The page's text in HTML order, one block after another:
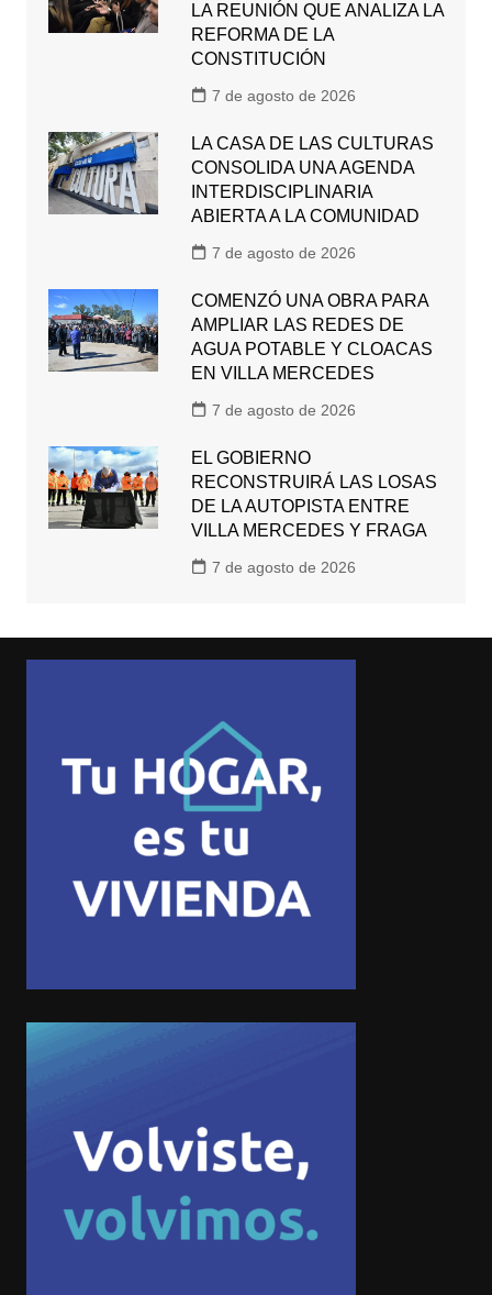
LA REUNIÓN QUE ANALIZA LA
REFORMA DE LA
CONSTITUCIÓN
7 de agosto de 2026
LA CASA DE LAS CULTURAS
CONSOLIDA UNA AGENDA
INTERDISCIPLINARIA
ABIERTA A LA COMUNIDAD
7 de agosto de 2026
COMENZÓ UNA OBRA PARA
AMPLIAR LAS REDES DE
AGUA POTABLE Y CLOACAS
EN VILLA MERCEDES
7 de agosto de 2026
EL GOBIERNO
RECONSTRUIRÁ LAS LOSAS
DE LA AUTOPISTA ENTRE
VILLA MERCEDES Y FRAGA
7 de agosto de 2026